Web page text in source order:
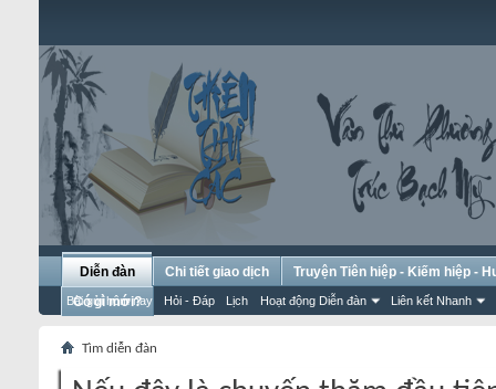
Diễn đàn
Bài gửi hôm nay Hỏi - Đáp Lịch Hoạt động Diễn đàn Liên kết Nhanh
Chi tiết giao dịch
Truyện Tiên hiệp - Kiếm hiệp -
Có gì mới?
Tìm diễn đàn